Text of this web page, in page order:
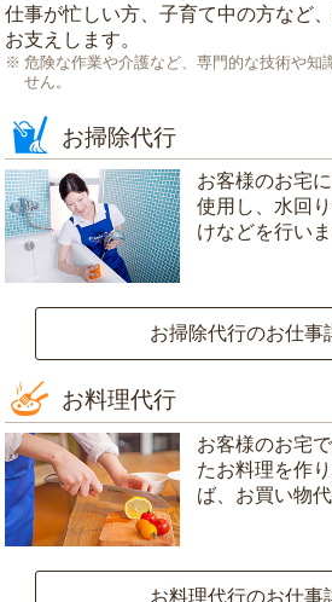
仕事が忙しい方、子育て中の方など
お支えします。
危険な作業や介護など、専門的な技術や知
せん。
お掃除代行
お客様のお宅
使用し、水回
けなどを行いま
お掃除代行のお仕事
お料理代行
お客様のお宅
たお料理を作
ば、お買い物
お料理代行のお仕事